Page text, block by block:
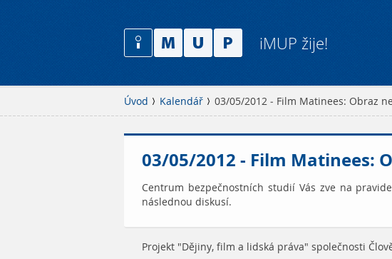
iMUP žije!
Úvod Kalendář 03/05/2012 - Film Matinees: Obraz
03/05/2012 - Film Matinees:
Centrum bezpečnostních studií Vás zve na
následnou diskusí.
Projekt "Dějiny, film a lidská práva" společnosti